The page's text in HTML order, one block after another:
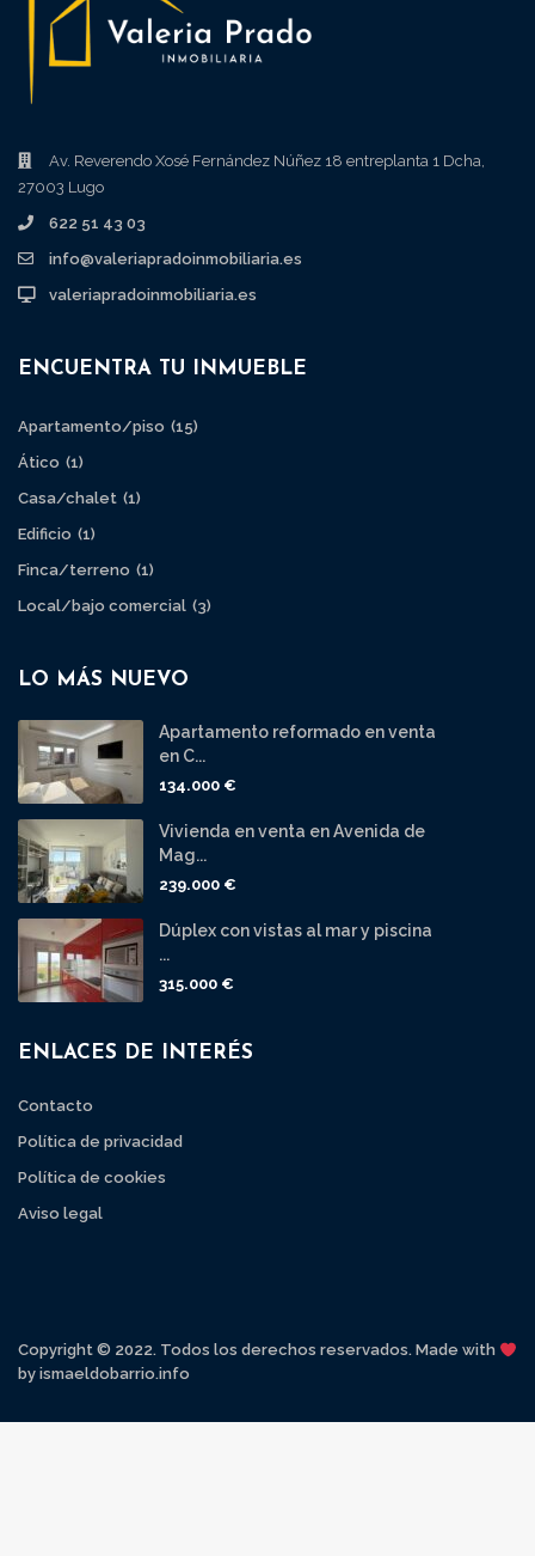
Av. Reverendo Xosé Fernández Núñez 18 entreplanta 1 Dcha,
27003 Lugo
622 51 43 03
info@valeriapradoinmobiliaria.es
valeriapradoinmobiliaria.es
ENCUENTRA TU INMUEBLE
Apartamento/piso (15)
Ático (1)
Casa/chalet (1)
Edificio (1)
Finca/terreno (1)
Local/bajo comercial (3)
LO MÁS NUEVO
Apartamento reformado en venta
en C...
134.000 €
Vivienda en venta en Avenida de
Mag...
239.000 €
Dúplex con vistas al mar y piscina
...
315.000 €
ENLACES DE INTERÉS
Contacto
Política de privacidad
Política de cookies
Aviso legal
Copyright © 2022. Todos los derechos reservados. Made with
by ismaeldobarrio.info